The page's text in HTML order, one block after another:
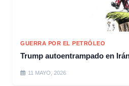
GUERRA POR EL PETRÓLEO
Trump autoentrampado en
11 MAYO, 2026